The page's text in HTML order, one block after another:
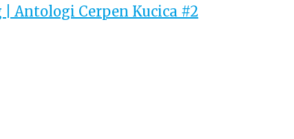
| Antologi Cerpen Kucica #2